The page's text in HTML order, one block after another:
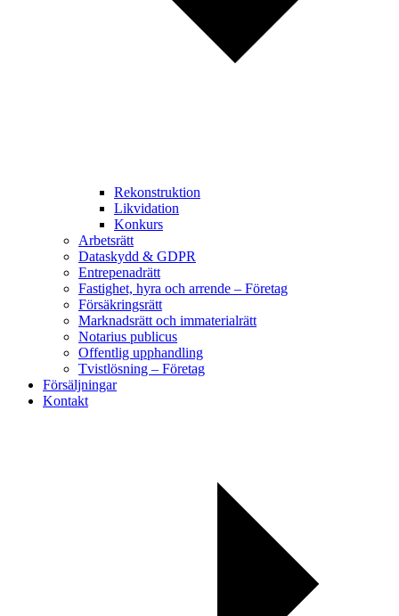
Rekonstruktion
Likvidation
Konkurs
Arbetsrätt
Dataskydd & GDPR
Entrepenadrätt
Fastighet, hyra och arrende – Företag
Försäkringsrätt
Marknadsrätt och immaterialrätt
Notarius publicus
Offentlig upphandling
Tvistlösning – Företag
Försäljningar
Kontakt